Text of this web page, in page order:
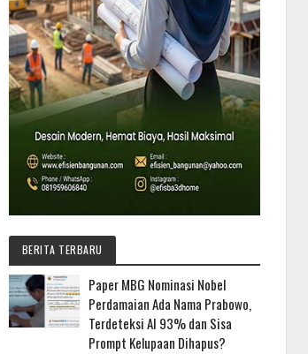
BERITA TERBARU
Paper MBG Nominasi Nobel
Perdamaian Ada Nama Prabowo,
Terdeteksi AI 93% dan Sisa
Prompt Kelupaan Dihapus?